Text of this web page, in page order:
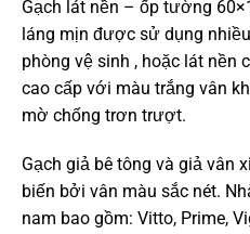
Gạch lát nền – ốp tường
láng mịn được sử dụng
phòng vệ sinh , hoặc lát nền
cao cấp với màu trắng vân
mờ chống trơn trượt.
Gạch giả bê tông và giả vân
biến bởi vân màu sắc nét.
nam bao gồm: Vitto, Prime,